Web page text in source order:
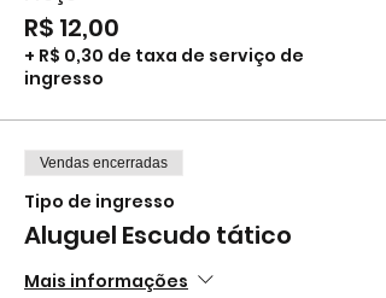
R$ 12,00
+ R$ 0,30 de taxa de serviço de
ingresso
Vendas encerradas
Tipo de ingresso
Aluguel Escudo tático
Mais informações